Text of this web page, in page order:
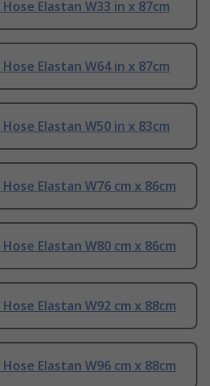
Elastan W33 in x 87cm
Elastan W64 in x 87cm
Elastan W50 in x 83cm
Elastan W76 cm x 86cm
Elastan W80 cm x 86cm
Elastan W92 cm x 88cm
Elastan W96 cm x 88cm